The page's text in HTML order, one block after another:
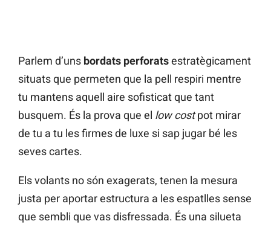
Parlem d’uns bordats perforatsestratègicament
situats que permeten que la pell respiri mentre
tu mantens aquell aire sofisticat que tant
busquem. És la prova que el low costpot mirar
de tu a tu les firmes de luxe si sap jugar bé les
seves cartes.
Els volants no són exagerats, tenen la mesura
justa per aportar estructura a les espatlles sense
que sembli que vas disfressada. És una silueta